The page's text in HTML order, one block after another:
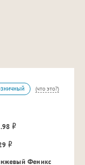
(что это?)
Феникс